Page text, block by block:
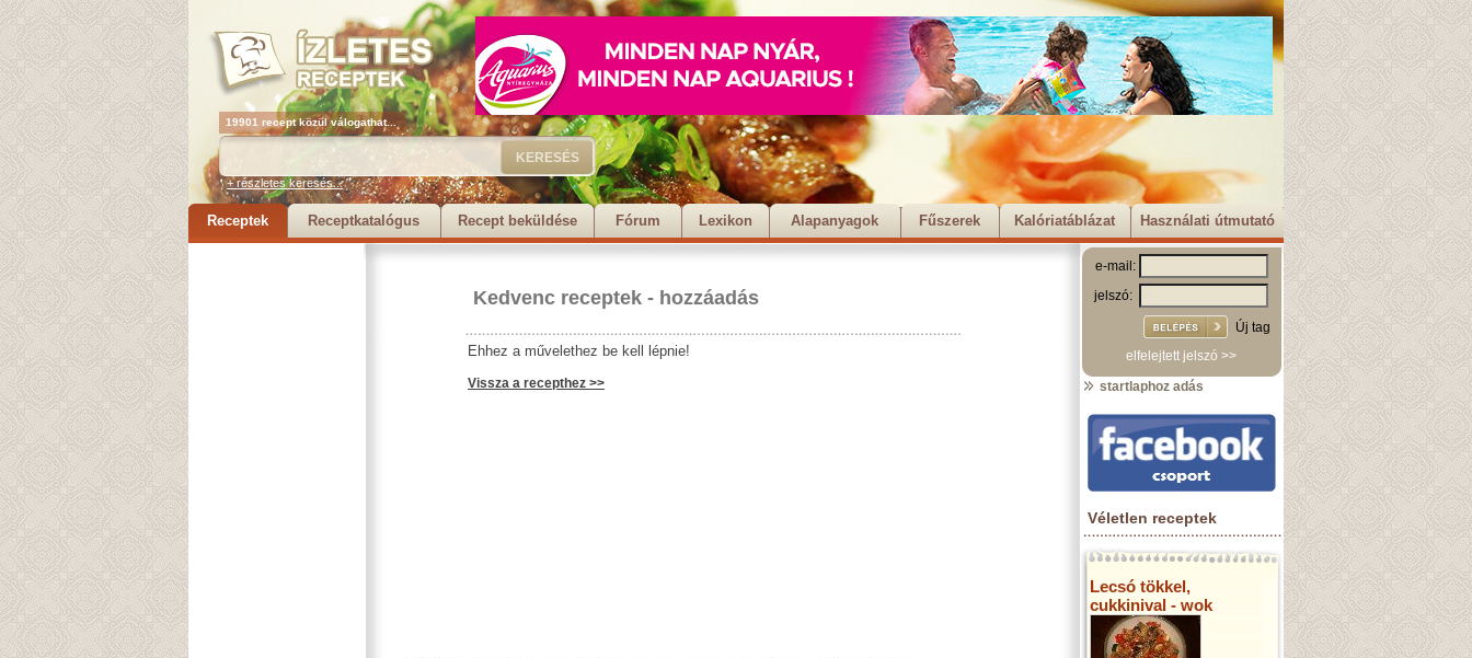
19901 recept közül válogathat...
+ részletes keresés...
Receptek Receptkatalógus Recept beküldése Fórum Lexikon Alapanyagok Fűszerek Kalóriatáblázat Használati útmutató
Kedvenc receptek - hozzáadás
Ehhez a művelethez be kell lépnie!
Vissza a recepthez >>
e-mail:
jelszó:
Új tag
elfelejtett jelszó >>
startlaphoz adás
Véletlen receptek
Lecsó tökkel,
cukkinival - wok